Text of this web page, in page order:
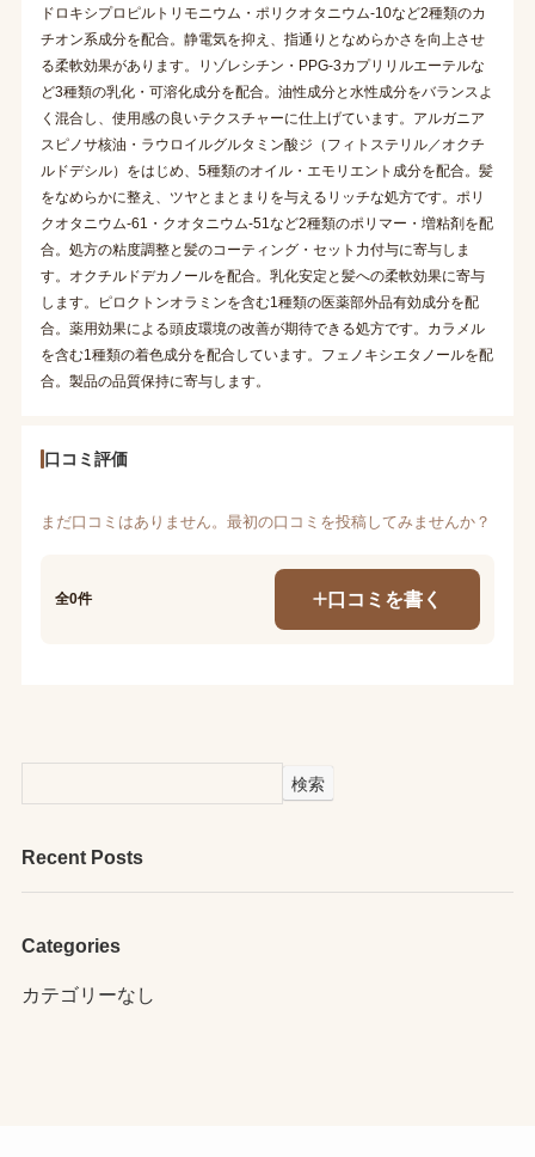
ドロキシプロピルトリモニウム・ポリクオタニウム-10など2種類のカ
チオン系成分を配合。静電気を抑え、指通りとなめらかさを向上させ
る柔軟効果があります。リゾレシチン・PPG-3カプリリルエーテルな
ど3種類の乳化・可溶化成分を配合。油性成分と水性成分をバランスよ
く混合し、使用感の良いテクスチャーに仕上げています。アルガニア
スピノサ核油・ラウロイルグルタミン酸ジ（フィトステリル／オクチ
ルドデシル）をはじめ、5種類のオイル・エモリエント成分を配合。髪
をなめらかに整え、ツヤとまとまりを与えるリッチな処方です。ポリ
クオタニウム-61・クオタニウム-51など2種類のポリマー・増粘剤を配
合。処方の粘度調整と髪のコーティング・セット力付与に寄与しま
す。オクチルドデカノールを配合。乳化安定と髪への柔軟効果に寄与
します。ピロクトンオラミンを含む1種類の医薬部外品有効成分を配
合。薬用効果による頭皮環境の改善が期待できる処方です。カラメル
を含む1種類の着色成分を配合しています。フェノキシエタノールを配
合。製品の品質保持に寄与します。
口コミ評価
まだ口コミはありません。最初の口コミを投稿してみませんか？
全0件 口コミを書く
検索
Recent Posts
Categories
カテゴリーなし